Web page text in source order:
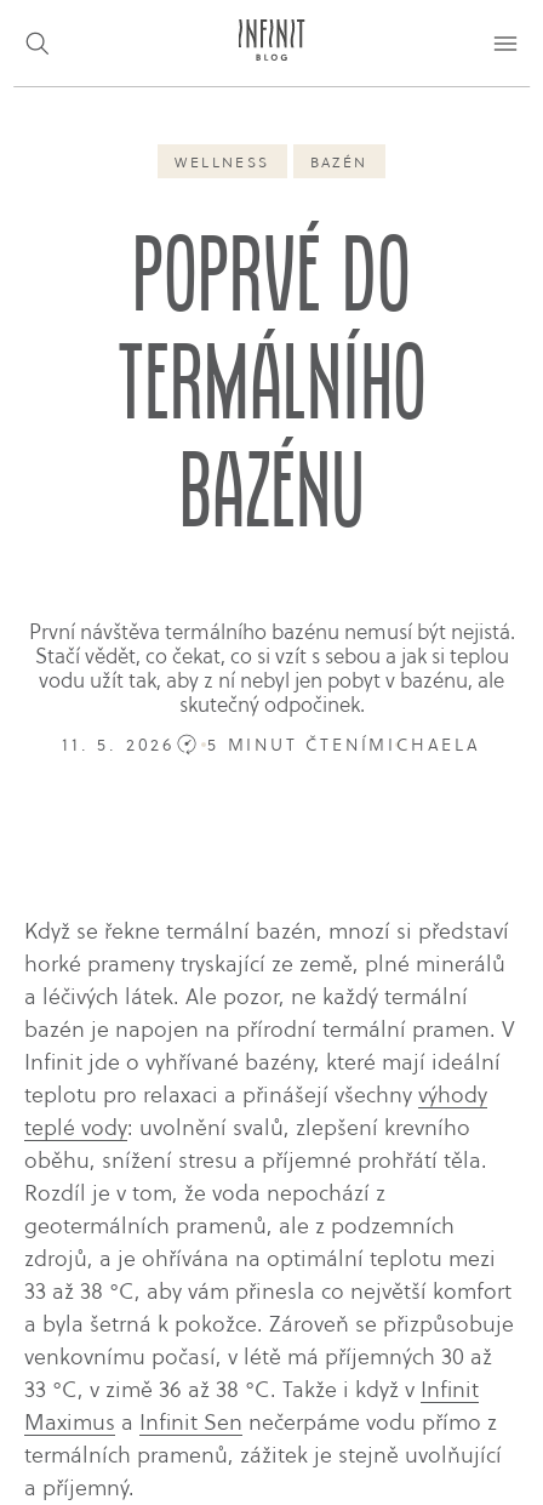
WELLNESS BAZÉN
Poprvé do
termálního
bazénu
První návštěva termálního bazénu nemusí být nejistá.
Stačí vědět, co čekat, co si vzít s sebou a jak si teplou
vodu užít tak, aby z ní nebyl jen pobyt v bazénu, ale
skutečný odpočinek.
11. 5. 2026 5 MINUT ČTENÍMICHAELA
Když se řekne termální bazén, mnozí si představí
horké prameny tryskající ze země, plné minerálů
a léčivých látek. Ale pozor, ne každý termální
bazén je napojen na přírodní termální pramen. V
Infinit jde o vyhřívané bazény, které mají ideální
teplotu pro relaxaci a přinášejí všechny výhody
teplé vody: uvolnění svalů, zlepšení krevního
oběhu, snížení stresu a příjemné prohřátí těla.
Rozdíl je v tom, že voda nepochází z
geotermálních pramenů, ale z podzemních
zdrojů, a je ohřívána na optimální teplotu mezi
33 až 38 °C, aby vám přinesla co největší komfort
a byla šetrná k pokožce. Zároveň se přizpůsobuje
venkovnímu počasí, v létě má příjemných 30 až
33 °C, v zimě 36 až 38 °C. Takže i když v Infinit
Maximus a Infinit Sen nečerpáme vodu přímo z
termálních pramenů, zážitek je stejně uvolňující
a příjemný.